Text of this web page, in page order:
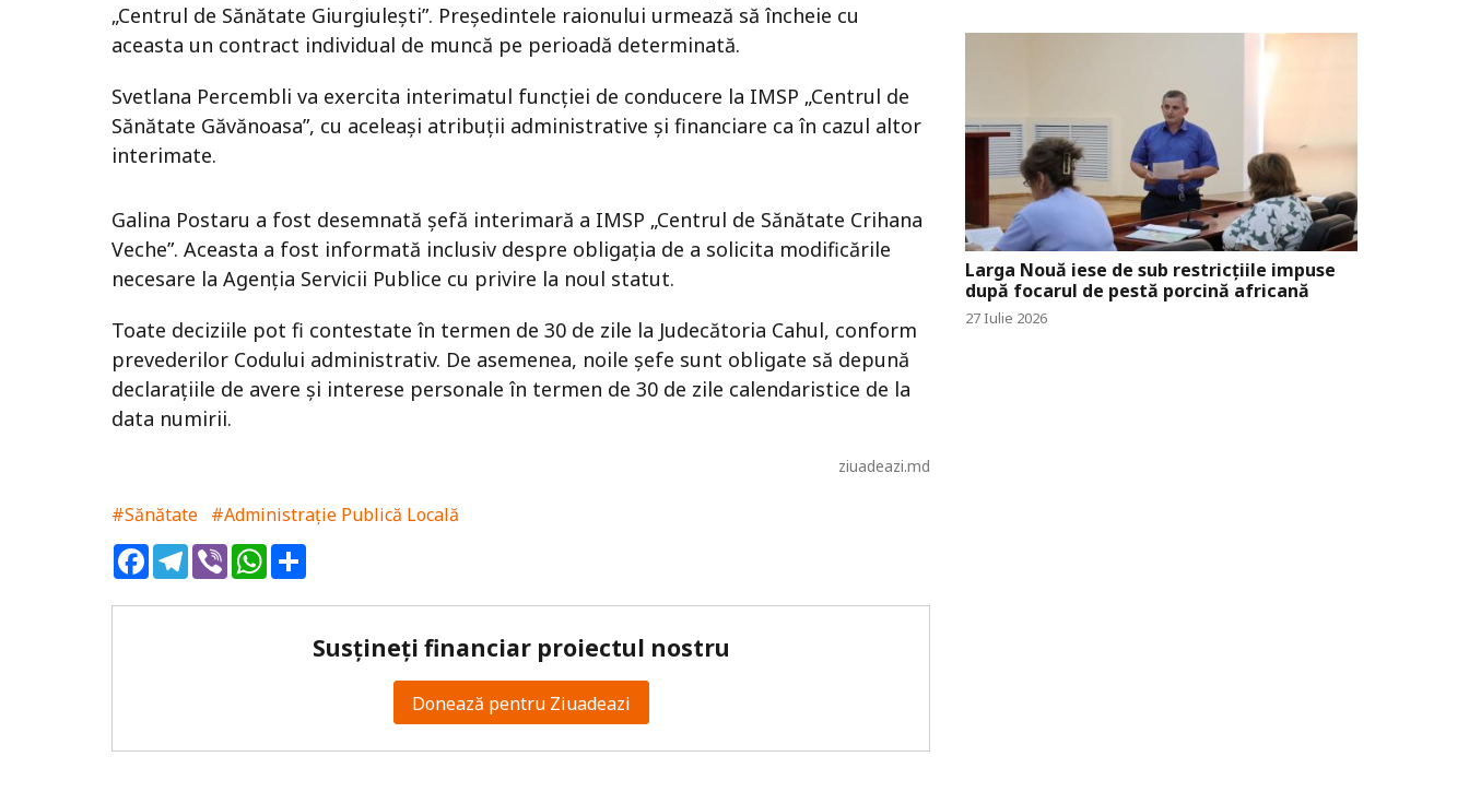
„Centrul de Sănătate Giurgiulești”. Președintele raionului urmează să încheie cu
aceasta un contract individual de muncă pe perioadă determinată.
Svetlana Percembli va exercita interimatul funcției de conducere la IMSP „Centrul de
Sănătate Găvănoasa”, cu aceleași atribuții administrative și financiare ca în cazul altor
interimate.
Galina Postaru a fost desemnată șefă interimară a IMSP „Centrul de Sănătate Crihana
Veche”. Aceasta a fost informată inclusiv despre obligația de a solicita modificările
necesare la Agenția Servicii Publice cu privire la noul statut.
Toate deciziile pot fi contestate în termen de 30 de zile la Judecătoria Cahul, conform
prevederilor Codului administrativ. De asemenea, noile șefe sunt obligate să depună
declarațiile de avere și interese personale în termen de 30 de zile calendaristice de la
data numirii.
ziuadeazi.md
#Sănătate #Administrație Publică Locală
FacebookTelegram
ViberWhatsApp
Susțineți financiar proiectul nostru
Donează pentru Ziuadeazi
Larga Nouă iese de sub restricțiile impuse
după focarul de pestă porcină africană
27 Iulie 2026